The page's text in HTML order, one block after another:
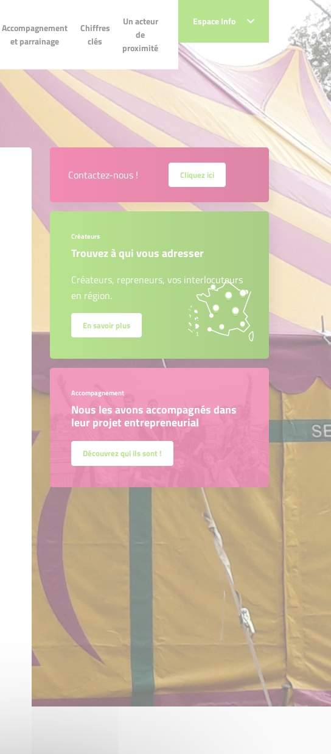
Accompagnement
et parrainage
Chiffres
clés
Un acteur
de
proximité
Espace Info
parrainage
Chiffres clés
Un acteur de
proximité
Espace Info
Contactez-nous ! Cliquez ici
Créateurs
Trouvez à qui vous adresser
Créateurs, repreneurs, vos interlocuteurs
en région.
En savoir plus
Accompagnement
Nous les avons accompagnés dans
leur projet entrepreneurial
Découvrez qui ils sont !